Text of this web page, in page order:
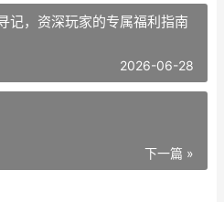
记，资深玩家的专属福利指南
2026-06-28
下一篇 »